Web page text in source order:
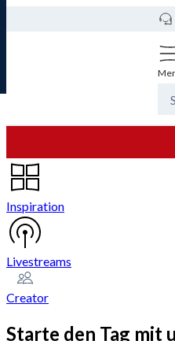
Inspiration
Livestreams
Creator
Starte den Tag